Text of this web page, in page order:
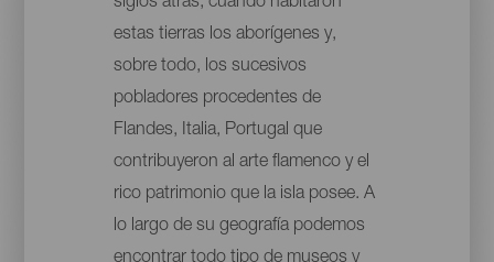
estas tierras los aborígenes y,
sobre todo, los sucesivos
pobladores procedentes de
Flandes, Italia, Portugal que
contribuyeron al arte flamenco y el
rico patrimonio que la isla posee. A
lo largo de su geografía podemos